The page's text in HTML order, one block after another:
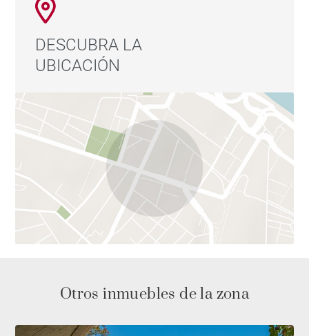
DESCUBRA LA
UBICACIÓN
Otros inmuebles de la zona